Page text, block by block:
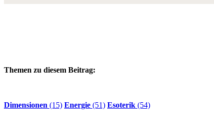
Themen zu diesem Beitrag:
Dimensionen (15) Energie (51) Esoterik (54)